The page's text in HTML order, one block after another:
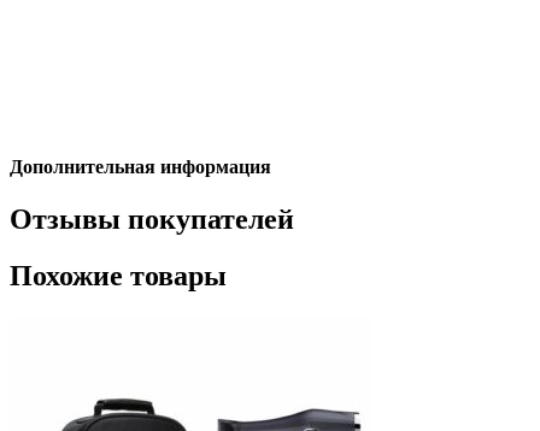
Дополнительная информация
Отзывы покупателей
Похожие товары